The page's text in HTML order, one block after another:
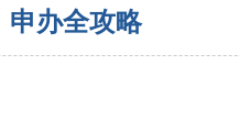
申办全攻略